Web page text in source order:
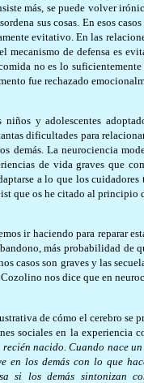
más, se puede volver
sus cosas. En esos
evitativo. En las
mecanismo de defensa es
no es lo
fue rechazado
y adolescentes
dificultades para
demás. La neurociencia
de vida graves que
a lo que los
que os he citado al principio
ir haciendo para reparar
más probabilidad de
casos son graves y las
nos dice que en
de cómo el cerebro se
sociales en la experiencia
recién nacido. Cuando nace un
en los demás con lo que
si los demás sintonizan